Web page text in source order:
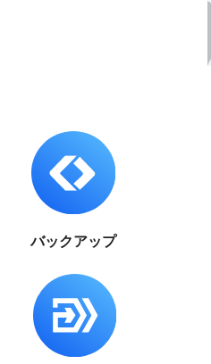
バックアップ